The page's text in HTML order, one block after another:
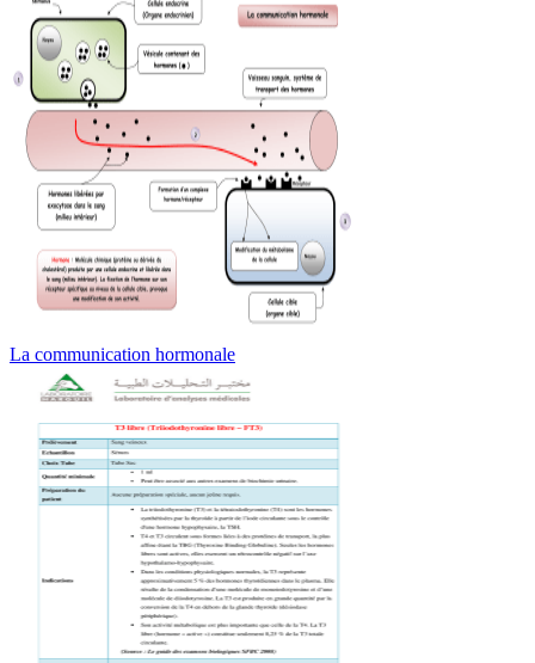
La communication hormonale